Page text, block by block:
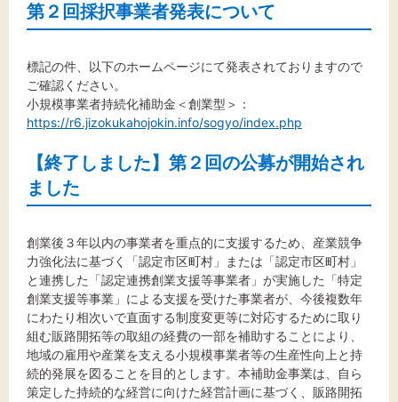
第２回採択事業者発表について
標記の件、以下のホームページにて発表されておりますので
ご確認ください。
小規模事業者持続化補助金＜創業型＞：
https://r6.jizokukahojokin.info/sogyo/index.php
【終了しました】第２回の公募が開始され
ました
創業後３年以内の事業者を重点的に支援するため、産業競争
力強化法に基づく「認定市区町村」または「認定市区町村」
と連携した「認定連携創業支援等事業者」が実施した「特定
創業支援等事業」による支援を受けた事業者が、今後複数年
にわたり相次いで直面する制度変更等に対応するために取り
組む販路開拓等の取組の経費の一部を補助することにより、
地域の雇用や産業を支える小規模事業者等の生産性向上と持
続的発展を図ることを目的とします。本補助金事業は、自ら
策定した持続的な経営に向けた経営計画に基づく、販路開拓